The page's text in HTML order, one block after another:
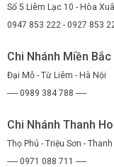
Số 5 Liêm Lạc 10 - Hòa
0947 853 222 - 0927 853
Chi Nhánh Miền Bắc
Đại Mỗ - Từ Liêm - Hà Nội
----- 0989 384 788 -----
Chi Nhánh Thanh
Thọ Phú - Triệu Sơn -
----- 0971 088 711 -----